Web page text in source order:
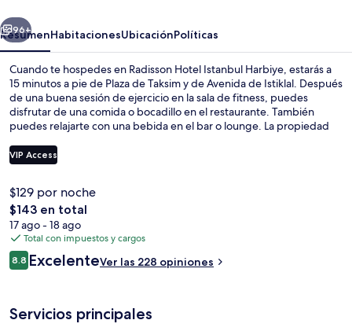
Siguiente
96+
ResumenHabitacionesUbicaciónPolíticas
Cuando te hospedes en Radisson Hotel Istanbul Harbiye, estarás a
15 minutos a pie de Plaza de Taksim y de Avenida de Istiklal. Después
de una buena sesión de ejercicio en la sala de fitness, puedes
disfrutar de una comida o bocadillo en el restaurante. También
puedes relajarte con una bebida en el bar o lounge. La propiedad
les encanta el personal amable. Hay opciones de transporte público
a una corta distancia a pie: Estación de teleférico de Taşkışla está a 5
VIP Access
$129 por noche
El
precio
total
es
de
$143 en total
17 ago - 18 ago
Total con impuestos y cargos
Opiniones
8.88.8 de 10,
ExcelenteVer las 228 opiniones
Servicios principales